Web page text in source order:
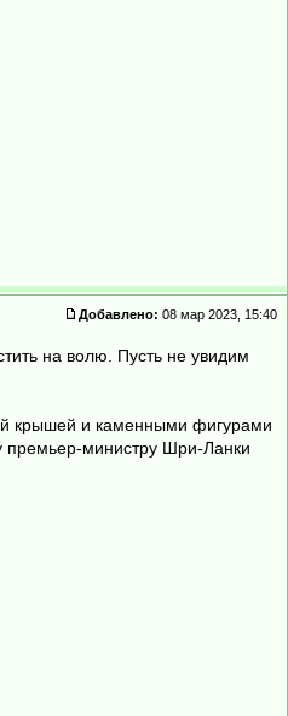
Добавлено: 08 мар 2023, 15:40
на волю. Пусть не увидим
крышей и каменными фигурами
премьер-министру Шри-Ланки